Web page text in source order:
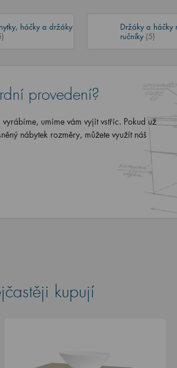
háčky a držáky
Držáky a háčky
ručníky (5)
provedení?
umíme vám vyjít vstříc. Pokud už
nábytek rozměry, můžete využít náš
kupují